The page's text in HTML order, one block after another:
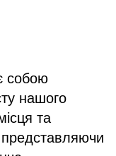
собою
нашого
та
представляючи